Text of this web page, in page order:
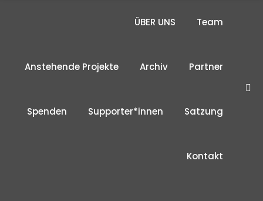
ÜBER UNS Team
Anstehende Projekte Archiv Partner
Spenden Supporter*innen Satzung
Kontakt